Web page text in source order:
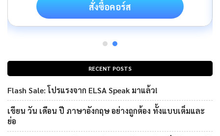
RECENT POSTS
Flash Sale: โปรแรงจาก ELSA Speak มาแล้ว!
เขียน วัน เดือน ปี ภาษาอังกฤษ อย่างถูกต้อง ทั้งแบบเต็มและ
ย่อ
สั่งซื้อคอร์ส